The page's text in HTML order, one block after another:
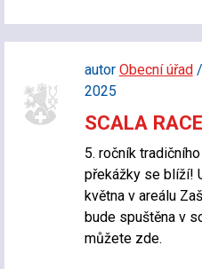
autor Obecní úřad/
2025
SCALA
5. ročník
překážky se blíží!
května v areálu
bude spuštěna v
můžete zde.